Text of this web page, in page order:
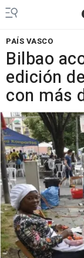
PAÍS VASCO
Bilbao
edición
con más